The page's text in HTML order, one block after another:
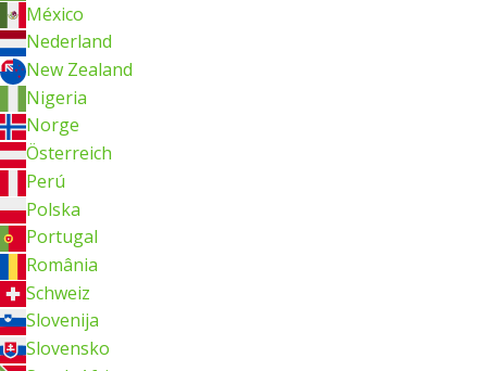
México
Nederland
New Zealand
Nigeria
Norge
Österreich
Perú
Polska
Portugal
România
Schweiz
Slovenija
Slovensko